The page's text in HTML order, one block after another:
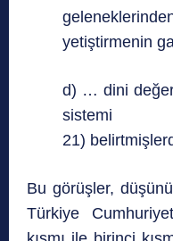
yetiştirmenin
d) … dini
sistemi
21)
Bu görüşler,
Türkiye